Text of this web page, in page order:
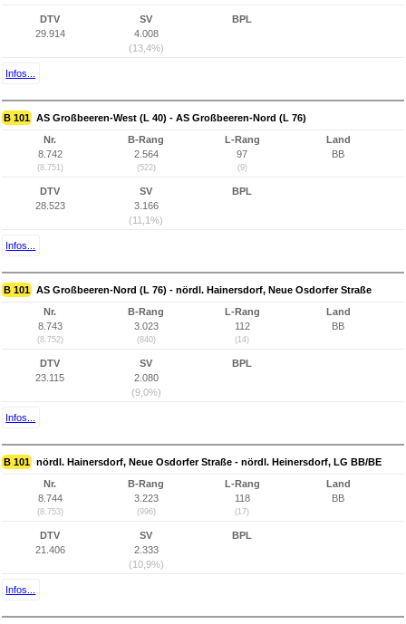
DTV
29.914
SV
4.008
(13,4%)
BPL
Infos...
B 101 AS Großbeeren-West (L 40) - AS Großbeeren-Nord (L 76)
Nr.
8.742
(8.751)
B-Rang
2.564
(522)
L-Rang
97
(9)
Land
BB
DTV
28.523
SV
3.166
(11,1%)
BPL
Infos...
B 101 AS Großbeeren-Nord (L 76) - nördl. Hainersdorf, Neue Osdorfer Straße
Nr.
8.743
(8.752)
B-Rang
3.023
(840)
L-Rang
112
(14)
Land
BB
DTV
23.115
SV
2.080
(9,0%)
BPL
Infos...
B 101 nördl. Hainersdorf, Neue Osdorfer Straße - nördl. Heinersdorf, LG BB/BE
Nr.
8.744
(8.753)
B-Rang
3.223
(996)
L-Rang
118
(17)
Land
BB
DTV
21.406
SV
2.333
(10,9%)
BPL
Infos...